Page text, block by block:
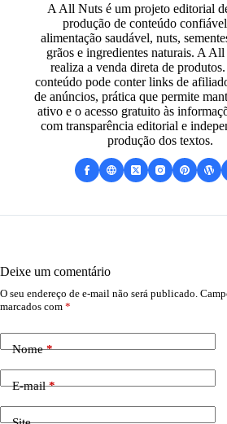
A All Nuts é um projeto editorial
produção de conteúdo
alimentação saudável, nuts,
grãos e ingredientes naturais. A
realiza a venda direta de
conteúdo pode conter links de
de anúncios, prática que permite
ativo e o acesso gratuito às
com transparência editorial e
produção dos textos.
Deixe um comentário
O seu endereço de e-mail não será publicado.
marcados com *
Nome*
E-mail*